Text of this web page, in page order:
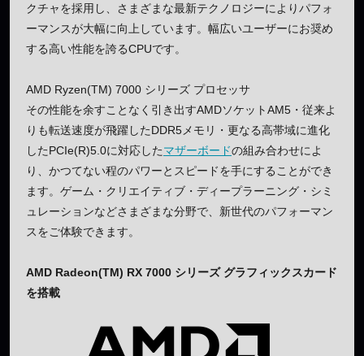
クチャを採用し、さまざまな最新テクノロジーによりパフォ
ーマンスが大幅に向上しています。幅広いユーザーにお奨め
する高い性能を誇るCPUです。
AMD Ryzen(TM) 7000 シリーズ プロセッサ
その性能を余すことなく引き出すAMDソケットAM5・従来よ
りも転送速度が飛躍したDDR5メモリ・更なる高帯域に進化
したPCIe(R)5.0に対応したマザーボードの組み合わせによ
り、かつてない程のパワーとスピードを手にすることができ
ます。ゲーム・クリエイティブ・ディープラーニング・シミ
ュレーションなどさまざまな分野で、新世代のパフォーマン
スをご体験できます。
AMD Radeon(TM) RX 7000 シリーズ グラフィックスカード
を搭載